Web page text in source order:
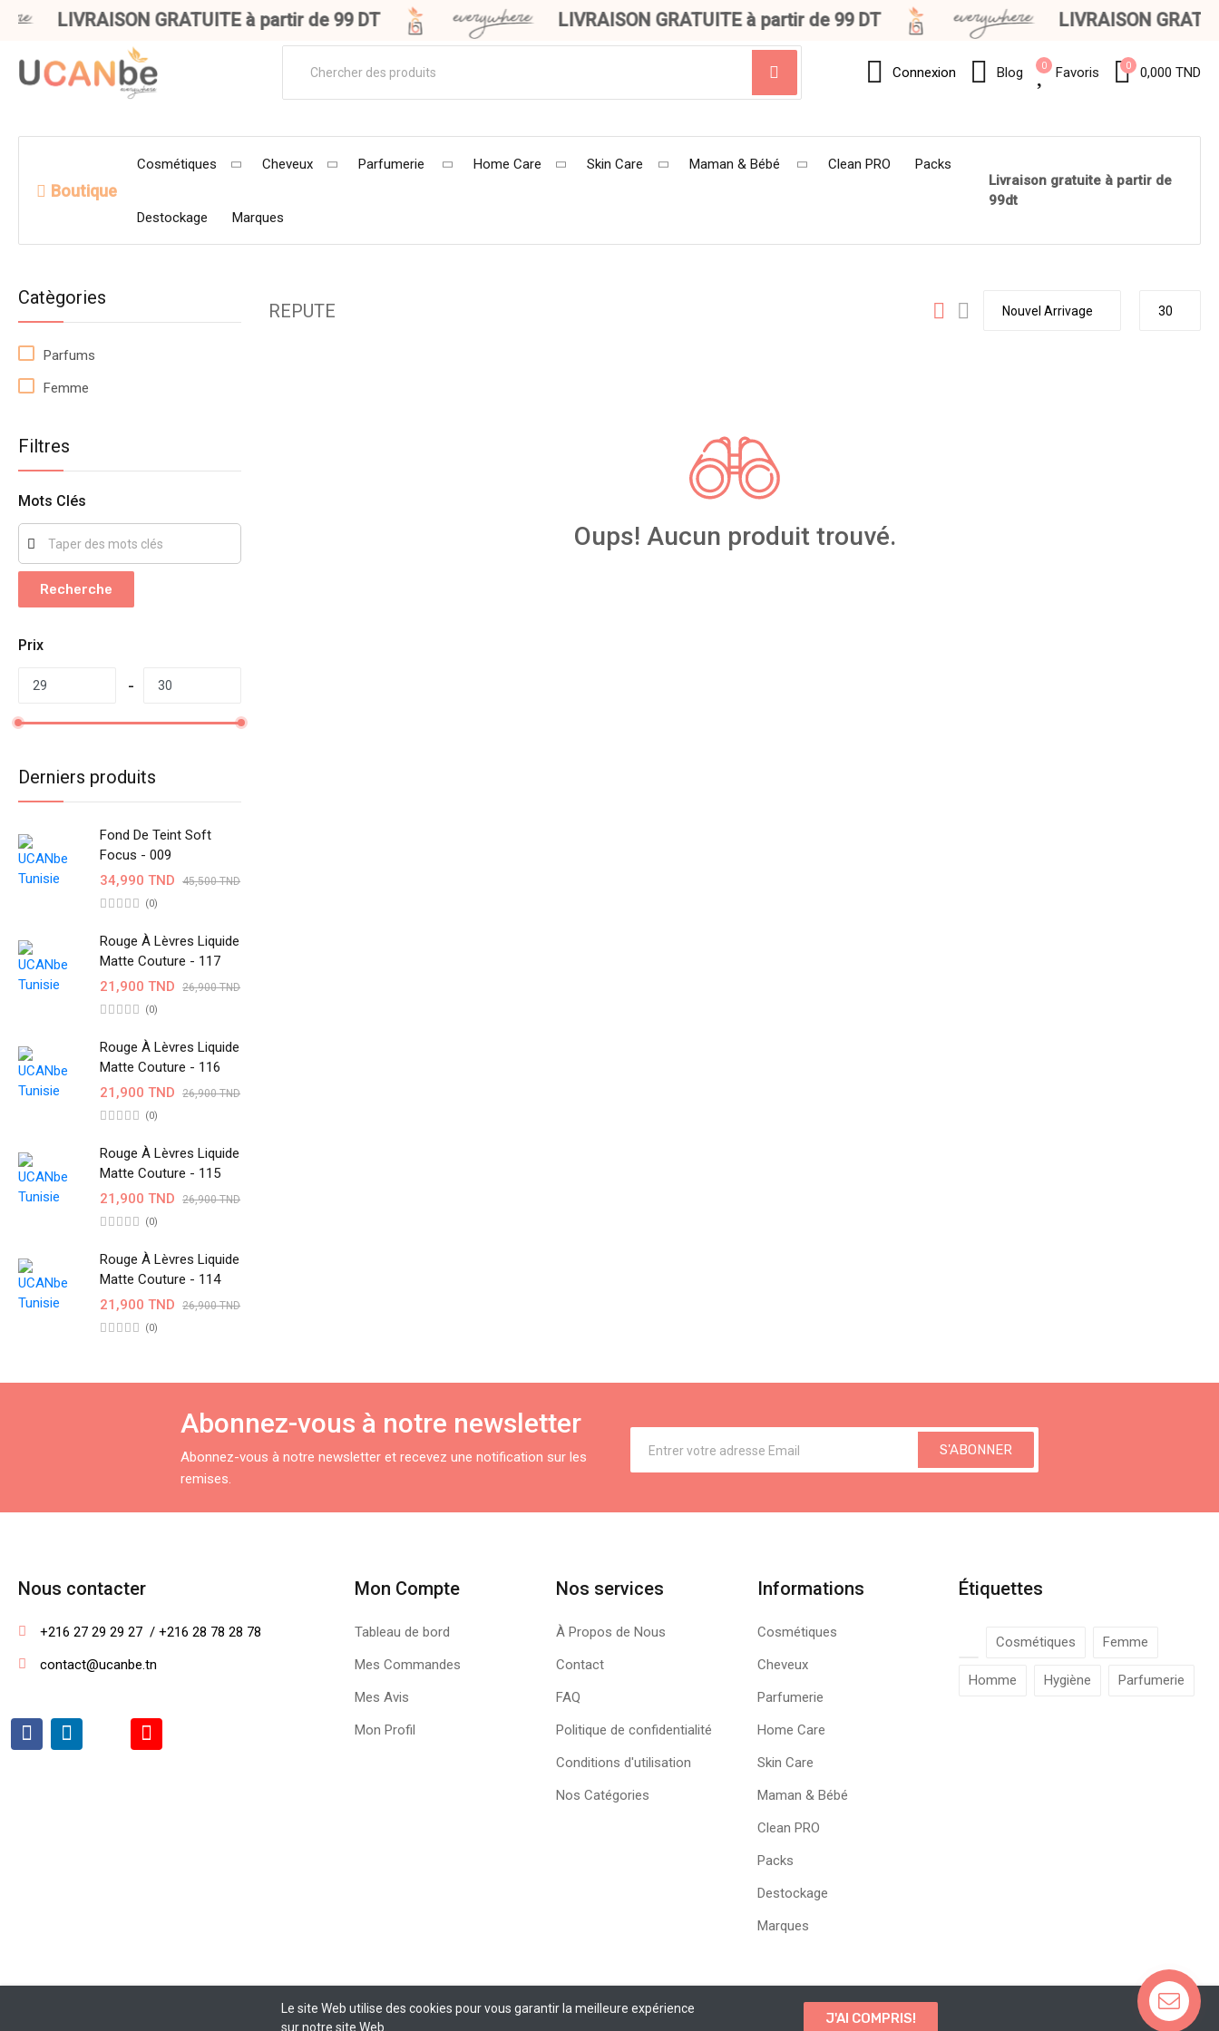
LIVRAISON GRATUITE à partir de 99 DT LIVRAISON GRATUITE à partir de 99 DT LIVRAISON
Connexion Blog 0 Favoris 0 0,000 TND
Boutique
Cosmétiques Cheveux Parfumerie Home Care Skin Care Maman & Bébé Clean PRO Packs
Destockage Marques
Livraison gratuite à partir de
99dt
Catègories
Parfums
Femme
Filtres
Mots Clés
Recherche
Prix
Derniers produits
Fond De Teint Soft
Focus - 009
34,990 TND
45,500 TND
(0)
Rouge À Lèvres Liquide
Matte Couture - 117
21,900 TND
26,900 TND
(0)
Rouge À Lèvres Liquide
Matte Couture - 116
21,900 TND
26,900 TND
(0)
Rouge À Lèvres Liquide
Matte Couture - 115
21,900 TND
26,900 TND
(0)
Rouge À Lèvres Liquide
Matte Couture - 114
21,900 TND
26,900 TND
(0)
REPUTE Nouvel Arrivage 30
Oups! Aucun produit trouvé.
Abonnez-vous à notre newsletter
Abonnez-vous à notre newsletter et recevez une notification sur les
remises.
S'ABONNER
Nous contacter
+216 27 29 29 27  / +216 28 78 28 78
contact@ucanbe.tn
Mon Compte
Tableau de bord
Mes Commandes
Mes Avis
Mon Profil
Nos services
À Propos de Nous
Contact
FAQ
Politique de confidentialité
Conditions d'utilisation
Nos Catégories
Informations
Cosmétiques
Cheveux
Parfumerie
Home Care
Skin Care
Maman & Bébé
Clean PRO
Packs
Destockage
Marques
Étiquettes
Cosmétiques Femme
Homme Hygiène Parfumerie
2026. All rights reserved.
Le site Web utilise des cookies pour vous garantir la meilleure expérience
sur notre site Web.
J'AI COMPRIS!